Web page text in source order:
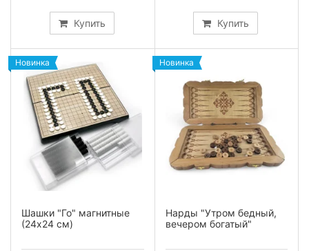
Купить Купить
Новинка
Шашки "Го" магнитные
(24х24 см)
Новинка
Нарды "Утром бедный,
вечером богатый"